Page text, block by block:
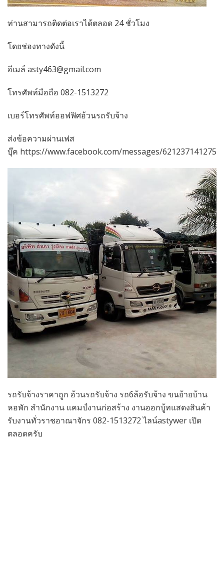
ท่านสามารถติดต่อเราได้ตลอด 24 ชั่วโมง
โดยช่องทางดังนี้
อีเมล์ asty463@gmail.com
โทรศัพท์มือถือ 082-1513272
เบอร์โทรศัพท์ออฟฟิศอ้วนรถรับจ้าง
ส่งข้อความผ่านเฟส
บุ๊ค https://www.facebook.com/messages/
รถรับจ้างราคาถูก อ้วนรถรับจ้าง รถ6ล้อรับจ้าง ขนย้ายบ้าน
หอพัก สำนักงาน แคมป์งานก่อสร้าง งานออกบู้ทแสดงสินค้า
รับงานทั่วราชอาณาจักร 082-1513272 ไลน์astywer เปิด
ตลอดครับ